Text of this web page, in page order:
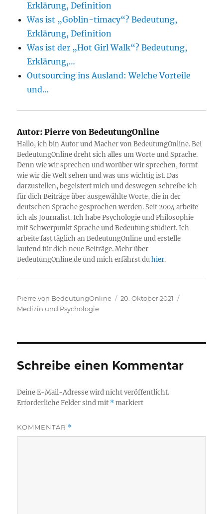
Erklärung, Definition
Was ist „Goblin-timacy“? Bedeutung,
Erklärung, Definition
Was ist der „Hot Girl Walk“? Bedeutung,
Erklärung,…
Outsourcing ins Ausland: Welche Vorteile
und…
Autor: Pierre von BedeutungOnline
Hallo, ich bin Autor und Macher von BedeutungOnline. Bei
BedeutungOnline dreht sich alles um Worte und Sprache.
Denn wie wir sprechen und worüber wir sprechen, formt
wie wir die Welt sehen und was uns wichtig ist. Das
darzustellen, begeistert mich und deswegen schreibe ich
für dich Beiträge über ausgewählte Worte, die in der
deutschen Sprache gesprochen werden. Seit 2004 arbeite
ich als Journalist. Ich habe Psychologie und Philosophie
mit Schwerpunkt Sprache und Bedeutung studiert. Ich
arbeite fast täglich an BedeutungOnline und erstelle
laufend für dich neue Beiträge. Mehr über
BedeutungOnline.de und mich erfährst duhier.
Autor
Pierre von BedeutungOnline
Veröffentlicht
20. Oktober 2021
Medizin und Psychologie
Schreibe einen Kommentar
Deine E-Mail-Adresse wird nicht veröffentlicht.
Erforderliche Felder sind mit *markiert
KOMMENTAR *